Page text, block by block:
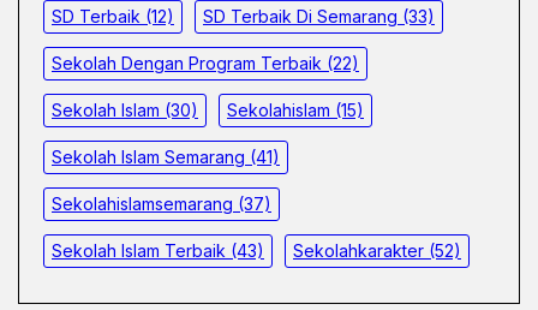
SD Terbaik (12) SD Terbaik Di Semarang (33)
Sekolah Dengan Program Terbaik (22)
Sekolah Islam (30) Sekolahislam (15)
Sekolah Islam Semarang (41)
Sekolahislamsemarang (37)
Sekolah Islam Terbaik (43) Sekolahkarakter (52)